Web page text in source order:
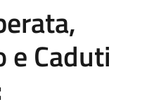
e Caduti